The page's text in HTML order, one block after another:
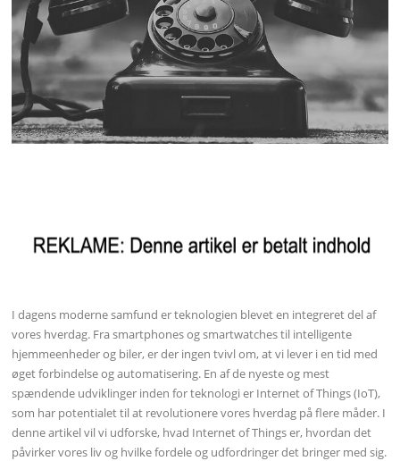
I dagens moderne samfund er teknologien blevet en integreret del af
vores hverdag. Fra smartphones og smartwatches til intelligente
hjemmeenheder og biler, er der ingen tvivl om, at vi lever i en tid med
øget forbindelse og automatisering. En af de nyeste og mest
spændende udviklinger inden for teknologi er Internet of Things (IoT),
som har potentialet til at revolutionere vores hverdag på flere måder. I
denne artikel vil vi udforske, hvad Internet of Things er, hvordan det
påvirker vores liv og hvilke fordele og udfordringer det bringer med sig.